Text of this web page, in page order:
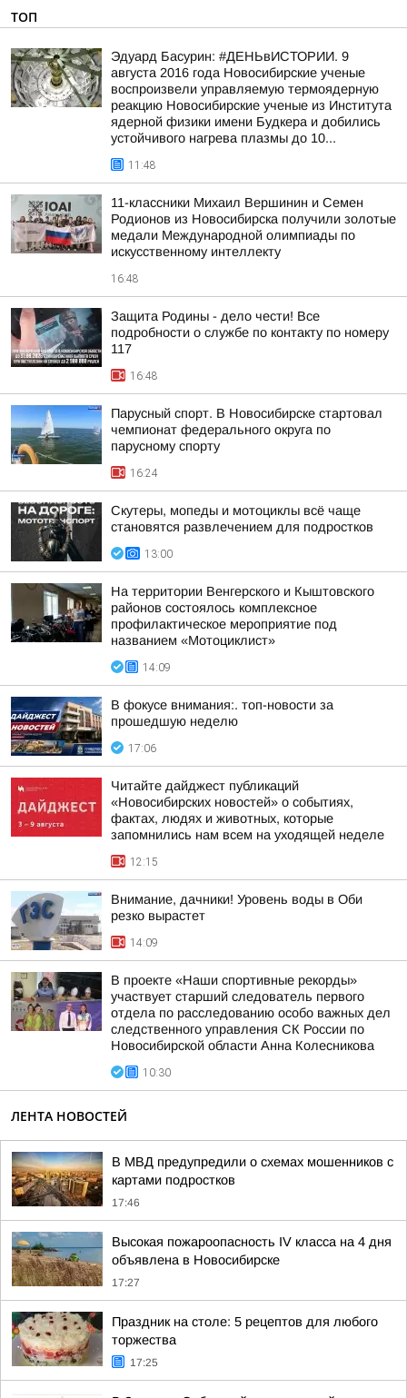
ТОП
Эдуард Басурин: #ДЕНЬвИСТОРИИ. 9
августа 2016 года Новосибирские ученые
воспроизвели управляемую термоядерную
реакцию Новосибирские ученые из Института
ядерной физики имени Будкера и добились
устойчивого нагрева плазмы до 10...
11:48
11-классники Михаил Вершинин и Семен
Родионов из Новосибирска получили золотые
медали Международной олимпиады по
искусственному интеллекту
16:48
Защита Родины - дело чести! Все
подробности о службе по контакту по номеру
117
16:48
Парусный спорт. В Новосибирске стартовал
чемпионат федерального округа по
парусному спорту
16:24
Скутеры, мопеды и мотоциклы всё чаще
становятся развлечением для подростков
13:00
На территории Венгерского и Кыштовского
районов состоялось комплексное
профилактическое мероприятие под
названием «Мотоциклист»
14:09
В фокусе внимания:. топ-новости за
прошедшую неделю
17:06
Читайте дайджест публикаций
«Новосибирских новостей» о событиях,
фактах, людях и животных, которые
запомнились нам всем на уходящей неделе
12:15
Внимание, дачники! Уровень воды в Оби
резко вырастет
14:09
В проекте «Наши спортивные рекорды»
участвует старший следователь первого
отдела по расследованию особо важных дел
следственного управления СК России по
Новосибирской области Анна Колесникова
10:30
ЛЕНТА НОВОСТЕЙ
В МВД предупредили о схемах мошенников с
картами подростков
17:46
Высокая пожароопасность IV класса на 4 дня
объявлена в Новосибирске
17:27
Праздник на столе: 5 рецептов для любого
торжества
17:25